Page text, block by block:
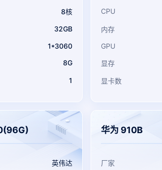
8核
32GB
1*3060
8G
1
CPU
内存
GPU
显存
显卡数
英伟达
华为 910B
厂家